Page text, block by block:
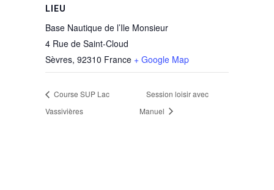
LIEU
Base Nautique de l’Ile Monsieur
4 Rue de Saint-Cloud
Sèvres, 92310 France + Google Map
Course SUP Lac
Vassivières
Session loisir avec
Manuel